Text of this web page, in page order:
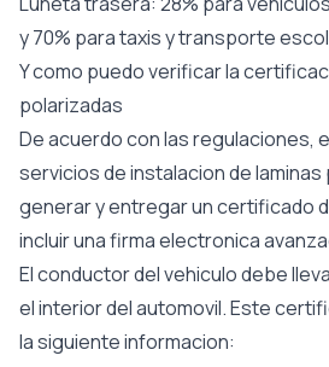
y 70% para taxis y transporte
Y como puedo verificar la
polarizadas
De acuerdo con las regulaciones,
servicios de instalacion de
generar y entregar un certificado
incluir una firma electronica
El conductor del vehiculo debe
el interior del automovil. Este
la siguiente informacion: